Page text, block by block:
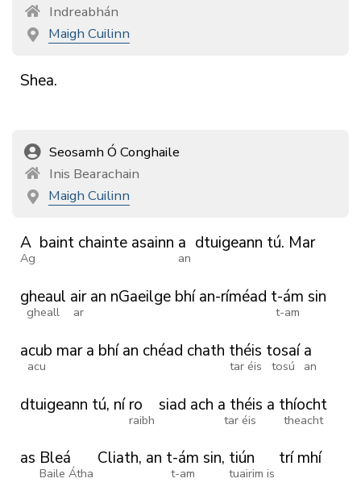
Indreabhán
Maigh Cuilinn
Shea.
Seosamh Ó Conghaile
Inis Bearachain
Maigh Cuilinn
A
Ag
baint chainte asainn a
an
dtuigeann tú. Mar
gheaul
gheall
air
ar
an nGaeilge bhí an-ríméad t-ám
t-am
sin
acub
acu
mar a bhí an chéad chath théis
tar éis
tosaí
tosú
a
an
dtuigeann tú, ní ro
raibh
siad ach a théis
tar éis
a thíocht
theacht
as Bleá
Baile Átha
Cliath, an t-ám
t-am
sin, tiún
tuairim is
trí mhí